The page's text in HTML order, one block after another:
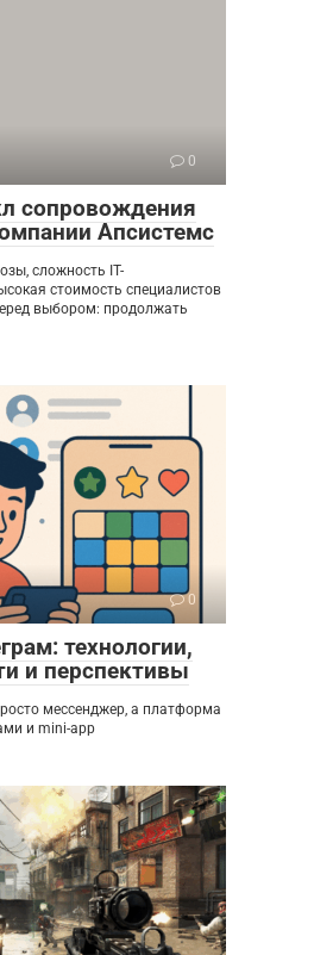
0
сопровождения
Апсистемс
сложность IT-
стоимость специалистов
выбором: продолжать
0
технологии,
и перспективы
мессенджер, а платформа
и mini-app